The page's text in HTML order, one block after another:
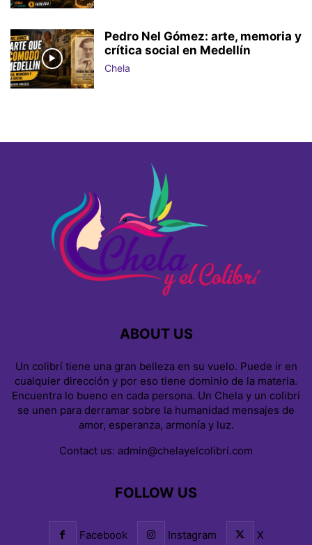
Pedro Nel Gómez: arte, memoria y
crítica social en Medellín
Chela
ABOUT US
Un colibrí tiene una gran belleza en su vuelo. Puede ir en
cualquier dirección y por eso tiene dominio de la materia.
Encuentra lo bueno en cada persona. Un Chela y un colibrí
se unen para derramar sobre la humanidad mensajes de
amor, esperanza, armonía y luz.
Contact us: admin@chelayelcolibri.com
FOLLOW US
Facebook Instagram X